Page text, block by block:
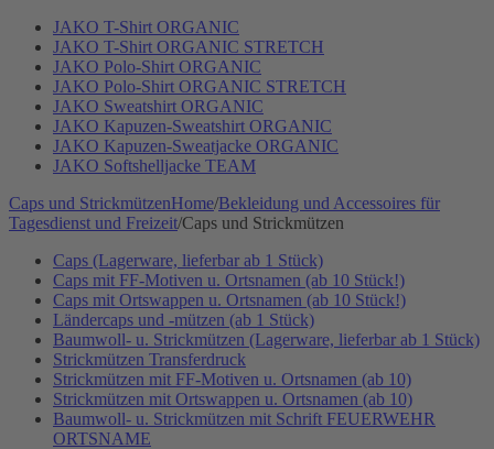
JAKO T-Shirt ORGANIC
JAKO T-Shirt ORGANIC STRETCH
JAKO Polo-Shirt ORGANIC
JAKO Polo-Shirt ORGANIC STRETCH
JAKO Sweatshirt ORGANIC
JAKO Kapuzen-Sweatshirt ORGANIC
JAKO Kapuzen-Sweatjacke ORGANIC
JAKO Softshelljacke TEAM
Caps und StrickmützenHome/Bekleidung und Accessoires für
Tagesdienst und Freizeit/Caps und Strickmützen
Caps (Lagerware, lieferbar ab 1 Stück)
Caps mit FF-Motiven u. Ortsnamen (ab 10 Stück!)
Caps mit Ortswappen u. Ortsnamen (ab 10 Stück!)
Ländercaps und -mützen (ab 1 Stück)
Baumwoll- u. Strickmützen (Lagerware, lieferbar ab 1 Stück)
Strickmützen Transferdruck
Strickmützen mit FF-Motiven u. Ortsnamen (ab 10)
Strickmützen mit Ortswappen u. Ortsnamen (ab 10)
Baumwoll- u. Strickmützen mit Schrift FEUERWEHR
ORTSNAME